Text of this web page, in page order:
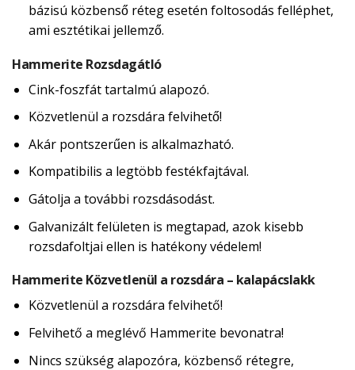
bázisú közbenső réteg esetén foltosodás felléphet,
ami esztétikai jellemző.
Hammerite Rozsdagátló
Cink-foszfát tartalmú alapozó.
Közvetlenül a rozsdára felvihető!
Akár pontszerűen is alkalmazható.
Kompatibilis a legtöbb festékfajtával.
Gátolja a további rozsdásodást.
Galvanizált felületen is megtapad, azok kisebb
rozsdafoltjai ellen is hatékony védelem!
Hammerite Közvetlenül a rozsdára – kalapácslakk
Közvetlenül a rozsdára felvihető!
Felvihető a meglévő Hammerite bevonatra!
Nincs szükség alapozóra, közbenső rétegre,